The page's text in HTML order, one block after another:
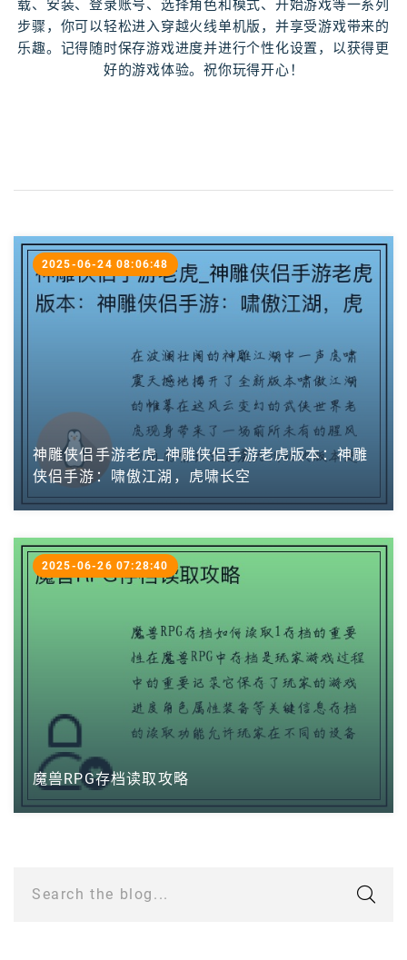
载、安装、登录账号、选择角色和模式、开始游戏等一系列
步骤，你可以轻松进入穿越火线单机版，并享受游戏带来的
乐趣。记得随时保存游戏进度并进行个性化设置，以获得更
好的游戏体验。祝你玩得开心！
神雕侠侣手游老虎_神雕侠侣手游老虎版本：神雕
侠侣手游：啸傲江湖，虎啸长空
2025-06-24 08:06:48
魔兽RPG存档读取攻略
2025-06-26 07:28:40
Search the blog...